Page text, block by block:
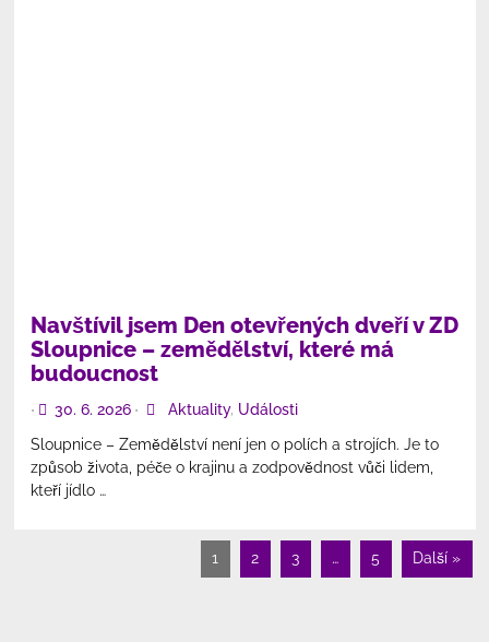
Navštívil jsem Den otevřených dveří v ZD
Sloupnice – zemědělství, které má
budoucnost
• 30. 6. 2026 • Aktuality, Události
Sloupnice – Zemědělství není jen o polích a strojích. Je to
způsob života, péče o krajinu a zodpovědnost vůči lidem,
kteří jídlo …
1 2 3 … 5 Další »